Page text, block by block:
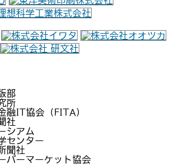
部
所
融IT協会（FITA）
社
シアム
センター
聞社
パーマーケット協会